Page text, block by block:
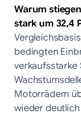
Warum
stark um 32,4
bedingten
verkaufsstarke
Motorrädern
wieder